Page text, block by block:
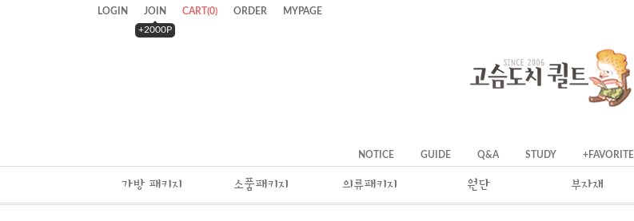
LOGIN
JOIN
+2000P
CART(0) ORDER MYPAGE
NOTICE GUIDE Q&A STUDY +FAVORITE
가방 패키지 소품패키지 의류패키지 원단 부자재